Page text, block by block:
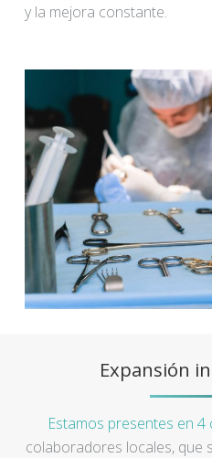
y la mejora constante.
Expansión
Estamos presentes en 4
colaboradores locales, que